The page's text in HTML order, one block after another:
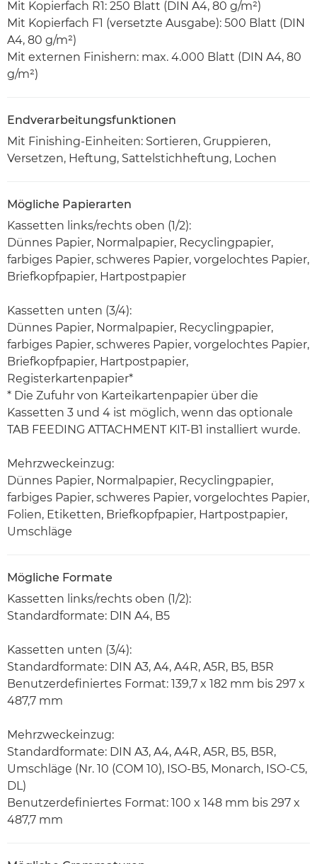
Mit Kopierfach R1: 250 Blatt (DIN A4, 80 g/m²)
Mit Kopierfach F1 (versetzte Ausgabe): 500 Blatt (DIN
A4, 80 g/m²)
Mit externen Finishern: max. 4.000 Blatt (DIN A4, 80
g/m²)
Endverarbeitungsfunktionen
Mit Finishing-Einheiten: Sortieren, Gruppieren,
Versetzen, Heftung, Sattelstichheftung, Lochen
Mögliche Papierarten
Kassetten links/rechts oben (1/2):
Dünnes Papier, Normalpapier, Recyclingpapier,
farbiges Papier, schweres Papier, vorgelochtes Papier,
Briefkopfpapier, Hartpostpapier
Kassetten unten (3/4):
Dünnes Papier, Normalpapier, Recyclingpapier,
farbiges Papier, schweres Papier, vorgelochtes Papier,
Briefkopfpapier, Hartpostpapier,
Registerkartenpapier*
* Die Zufuhr von Karteikartenpapier über die
Kassetten 3 und 4 ist möglich, wenn das optionale
TAB FEEDING ATTACHMENT KIT-B1 installiert wurde.
Mehrzweckeinzug:
Dünnes Papier, Normalpapier, Recyclingpapier,
farbiges Papier, schweres Papier, vorgelochtes Papier,
Folien, Etiketten, Briefkopfpapier, Hartpostpapier,
Umschläge
Mögliche Formate
Kassetten links/rechts oben (1/2):
Standardformate: DIN A4, B5
Kassetten unten (3/4):
Standardformate: DIN A3, A4, A4R, A5R, B5, B5R
Benutzerdefiniertes Format: 139,7 x 182 mm bis 297 x
487,7 mm
Mehrzweckeinzug:
Standardformate: DIN A3, A4, A4R, A5R, B5, B5R,
Umschläge (Nr. 10 (COM 10), ISO-B5, Monarch, ISO-C5,
DL)
Benutzerdefiniertes Format: 100 x 148 mm bis 297 x
487,7 mm